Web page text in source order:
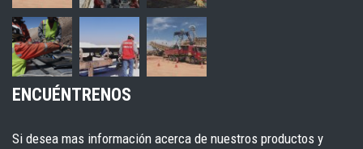
ENCUÉNTRENOS
Si desea mas información acerca de nuestros productos y